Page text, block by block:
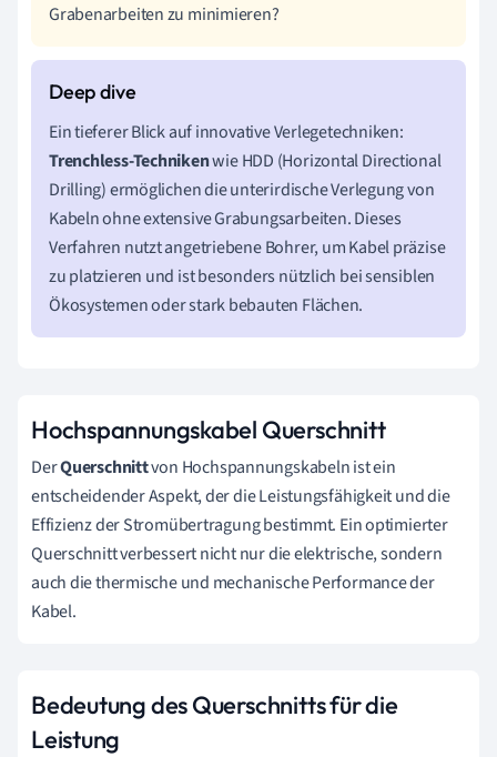
Grabenarbeiten zu minimieren?
Ein tieferer Blick auf innovative Verlegetechniken:
Trenchless-Technikenwie HDD (Horizontal Directional
Drilling) ermöglichen die unterirdische Verlegung von
Kabeln ohne extensive Grabungsarbeiten. Dieses
Verfahren nutzt angetriebene Bohrer, um Kabel präzise
zu platzieren und ist besonders nützlich bei sensiblen
Ökosystemen oder stark bebauten Flächen.
Hochspannungskabel Querschnitt
DerQuerschnittvon Hochspannungskabeln ist ein
entscheidender Aspekt, der die Leistungsfähigkeit und die
Effizienz der Stromübertragung bestimmt. Ein optimierter
Querschnitt verbessert nicht nur die elektrische, sondern
auch die thermische und mechanische Performance der
Kabel.
Bedeutung des Querschnitts für die
Leistung